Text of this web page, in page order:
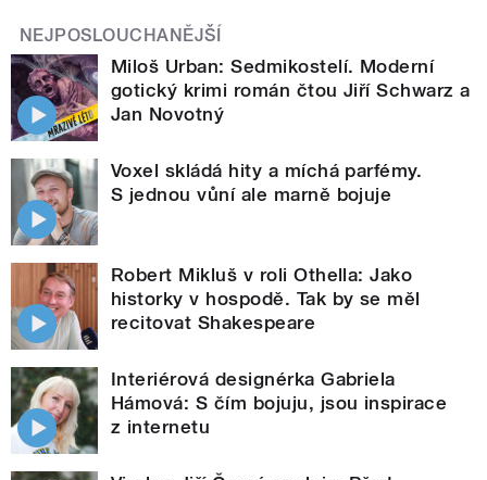
NEJPOSLOUCHANĚJŠÍ
Miloš Urban: Sedmikostelí. Moderní
gotický krimi román čtou Jiří Schwarz a
Jan Novotný
Voxel skládá hity a míchá parfémy.
S jednou vůní ale marně bojuje
Robert Mikluš v roli Othella: Jako
historky v hospodě. Tak by se měl
recitovat Shakespeare
Interiérová designérka Gabriela
Hámová: S čím bojuju, jsou inspirace
z internetu